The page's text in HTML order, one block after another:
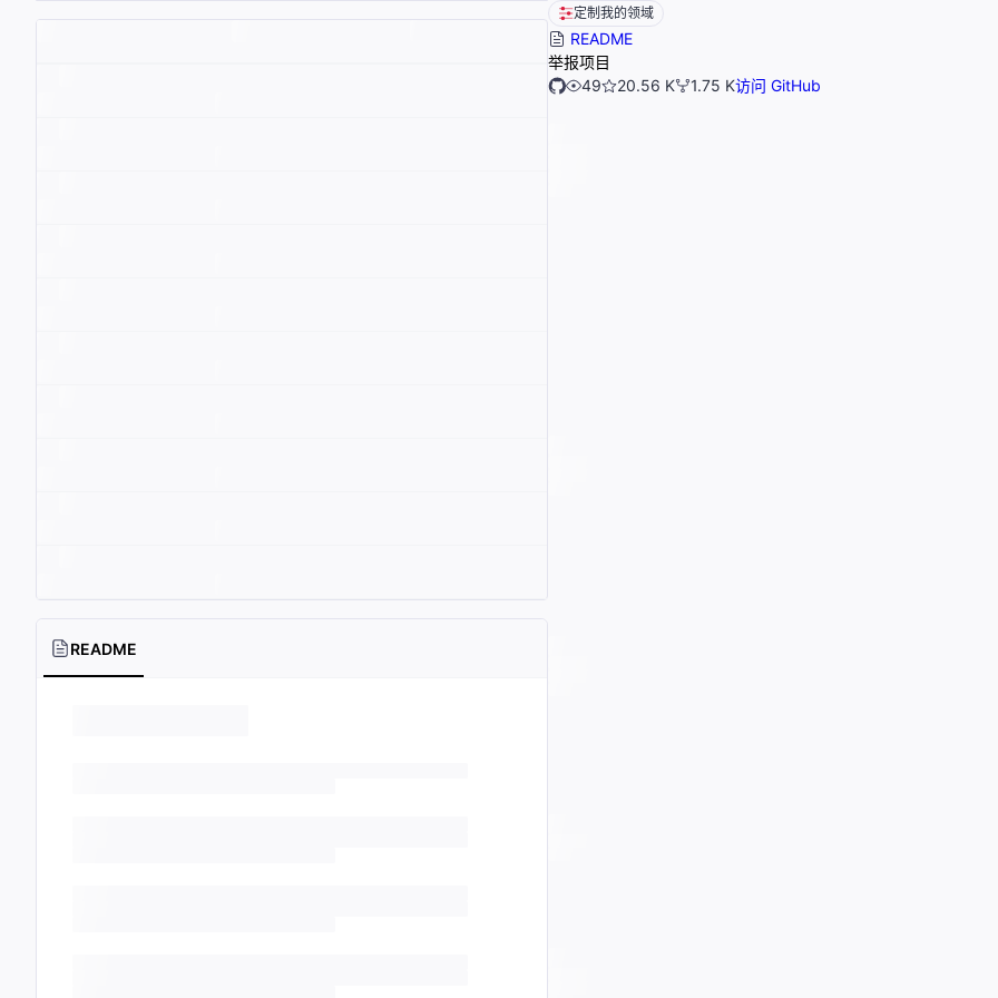
README
定制我的领域
README
举报项目
49
20.56 K 1.75 K访问 GitHub